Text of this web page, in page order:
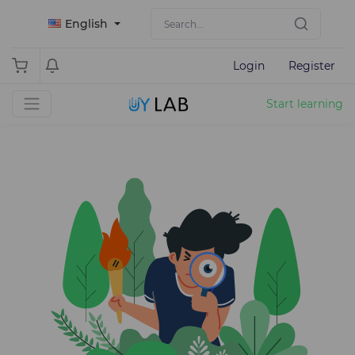
English
Login Register
Start learning